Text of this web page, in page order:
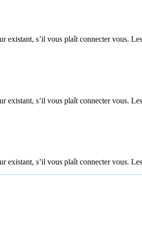
existant, s’il vous plaît connecter vous.
existant, s’il vous plaît connecter vous.
existant, s’il vous plaît connecter vous.